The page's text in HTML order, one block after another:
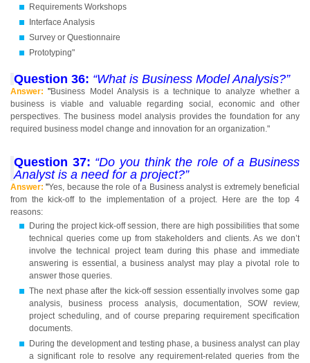
Requirements Workshops
Interface Analysis
Survey or Questionnaire
Prototyping"
Question 36: “What is Business Model Analysis?”
Answer:"Business Model Analysis is a technique to analyze whether a
business is viable and valuable regarding social, economic and other
perspectives. The business model analysis provides the foundation for any
required business model change and innovation for an organization."
Question 37: “Do you think the role of a Business
Analyst is a need for a project?”
Answer:"Yes, because the role of a Business analyst is extremely beneficial
from the kick-off to the implementation of a project. Here are the top 4
reasons:
During the project kick-off session, there are high possibilities that some
technical queries come up from stakeholders and clients. As we don’t
involve the technical project team during this phase and immediate
answering is essential, a business analyst may play a pivotal role to
answer those queries.
The next phase after the kick-off session essentially involves some gap
analysis, business process analysis, documentation, SOW review,
project scheduling, and of course preparing requirement specification
documents.
During the development and testing phase, a business analyst can play
a significant role to resolve any requirement-related queries from the